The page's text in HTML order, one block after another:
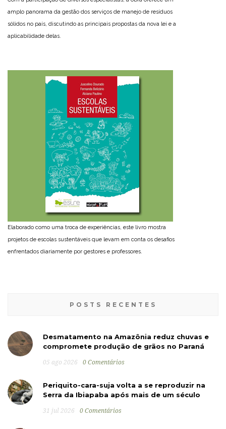
amplo panorama da gestão dos serviços de manejo de resíduos
sólidos no país, discutindo as principais propostas da nova lei e a
aplicabilidade delas.
Elaborado como uma troca de experiências, este livro mostra
projetos de escolas sustentáveis que levam em conta os desafios
enfrentados diariamente por gestores e professores.
POSTS RECENTES
Desmatamento na Amazônia reduz chuvas e
compromete produção de grãos no Paraná
05 ago 2026 0 Comentários
Periquito-cara-suja volta a se reproduzir na
Serra da Ibiapaba após mais de um século
31 jul 2026 0 Comentários